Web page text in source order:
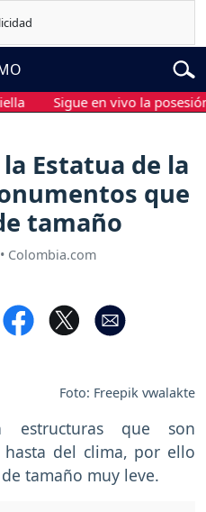
Sigue en vivo la posesión
Estatua de la
que
tamaño
Colombia.com
Foto: Freepik vwalakte
estructuras que son
del clima, por ello
tamaño muy leve.